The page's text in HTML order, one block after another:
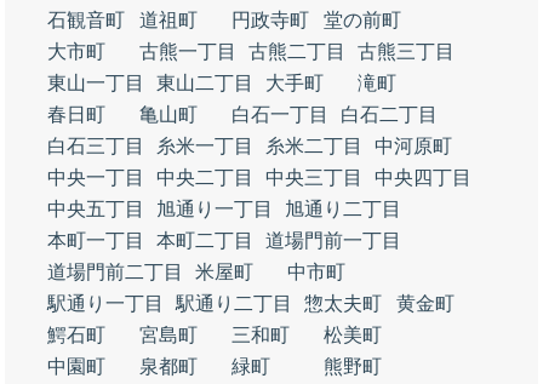
石観音町
道祖町 円政寺町
堂の前町
大市町
古熊一丁目 古熊二丁目
古熊三丁目
東山一丁目
東山二丁目 大手町
滝町
春日町
亀山町 白石一丁目
白石二丁目
白石三丁目
糸米一丁目 糸米二丁目
中河原町
中央一丁目
中央二丁目 中央三丁目
中央四丁目
中央五丁目
旭通り一丁目
旭通り二丁目
本町一丁目
本町二丁目
道場門前一丁目
道場門前二丁目
米屋町
中市町
駅通り一丁目
駅通り二丁目 惣太夫町
黄金町
鰐石町
宮島町 三和町
松美町
中園町
泉都町 緑町
熊野町